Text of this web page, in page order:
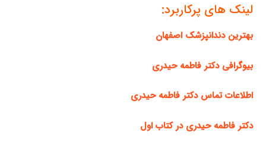
لینک های پرکاربرد:
بهترین دندانپزشک اصفهان
بیوگرافی دکتر فاطمه حیدری
اطلاعات تماس دکتر فاطمه حیدری
دکتر فاطمه حیدری در کتاب اول